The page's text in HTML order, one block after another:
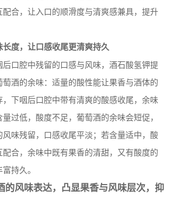
合，让入口的顺滑度与清爽感兼具，提升
长度，让口感收尾更清爽持久
口腔中残留的口感与风味，酒石酸氢钾提
酒的余味：适量的酸性能让果香与酒体的
，下咽后口腔中带有清爽的酸感收尾，余味
过低，酸度不足，葡萄酒的余味会短促，
风味残留，口感收尾平淡；若含量适中，酸
合，余味中既有果香的清甜，又有酸度的
持久。
的风味表达，凸显果香与风味层次，抑